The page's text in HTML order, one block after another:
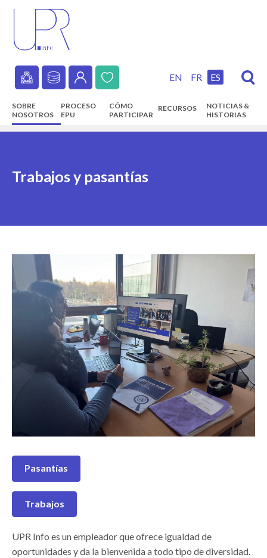
content
Secondary
navigation
EN FR ES
Main
SOBRE
NOSOTROS
PROCESO
EPU
CÓMO
PARTICIPAR
RECURSOS
NOTICIAS &
HISTORIAS
Trabajos y pasantías
Pasantías
Trabajos
UPR Info es un empleador que ofrece igualdad de
oportunidades y da la bienvenida a todo tipo de diversidad.